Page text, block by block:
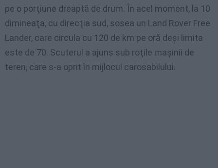
pe o porţiune dreaptă de drum. În acel moment, la 10
dimineaţa, cu direcţia sud, sosea un Land Rover Free
Lander, care circula cu 120 de km pe oră deşi limita
este de 70. Scuterul a ajuns sub roţile maşinii de
teren, care s-a oprit în mijlocul carosabilului.